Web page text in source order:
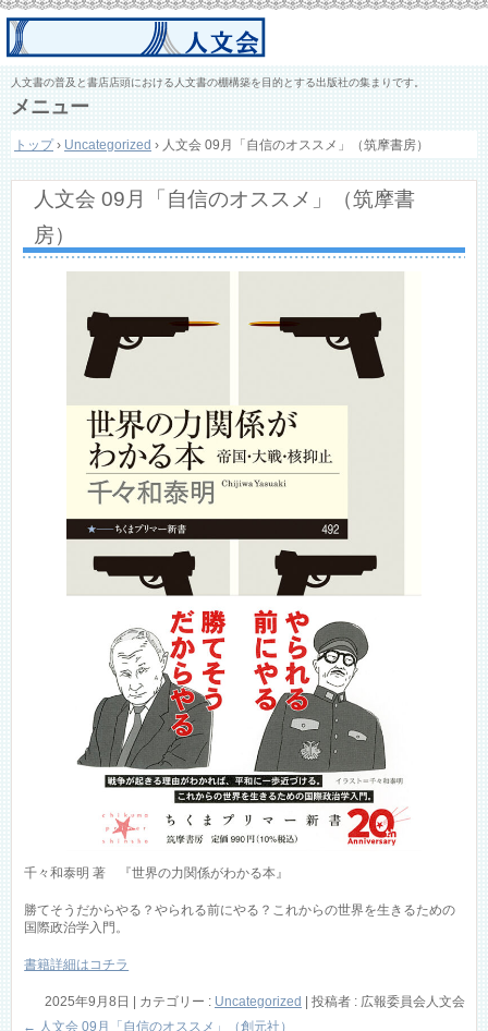
人文書の普及と書店店頭における人文書の棚構築を目的とする出版社の集まりです。
メニュー
ン
ン
キ
トップ › Uncategorized › 人文会 09月「自信のオススメ」（筑摩書房）
人文会 09月「自信のオススメ」（筑摩書
房）
千々和泰明 著 『世界の力関係がわかる本』
勝てそうだからやる？やられる前にやる？これからの世界を生きるための
国際政治学入門。
書籍詳細はコチラ
2025年9月8日 カテゴリー : Uncategorized
投稿者 : 広報委員会人文会
← 人文会 09月「自信のオススメ」（創元社）